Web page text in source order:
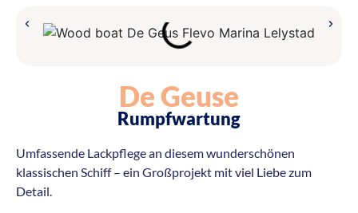
De Geuse
Rumpfwartung
Umfassende Lackpflege an diesem wunderschönen
klassischen Schiff – ein Großprojekt mit viel Liebe zum
Detail.